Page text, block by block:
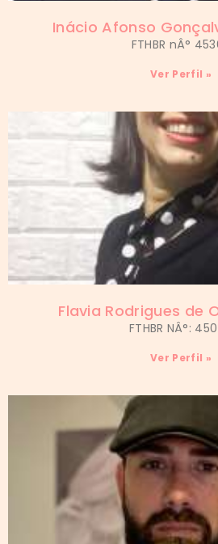
Inácio Afonso
FTHBR nÂ°
Ver Perfil »
Flavia Rodrigues de
FTHBR NÂ°:
Ver Perfil »